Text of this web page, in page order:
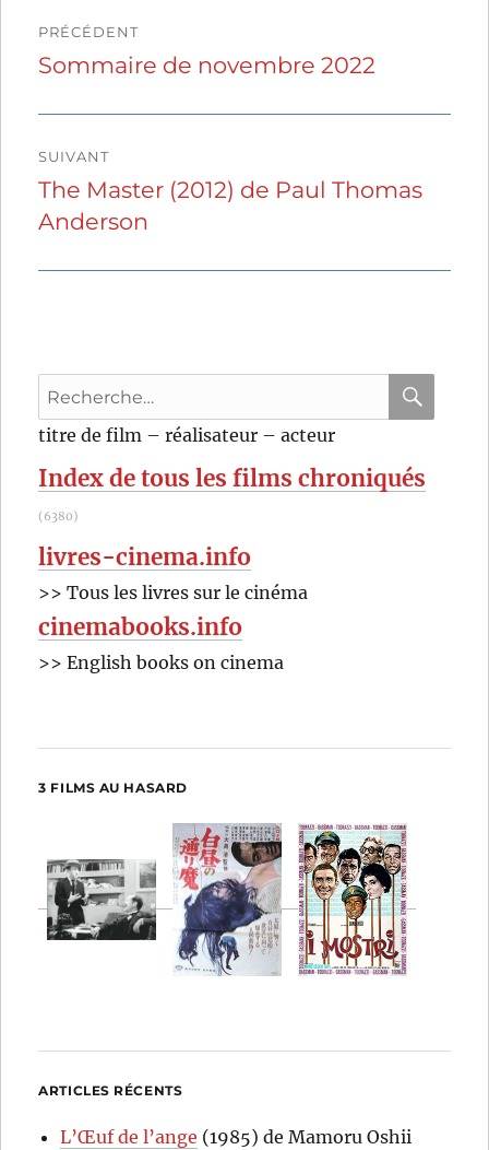
de
PRÉCÉDENT
Publication
Sommaire de novembre 2022
SUIVANT
Publication
suivante :
The Master (2012) de Paul Thomas
Anderson
Recherche
pour
:
titre de film – réalisateur – acteur
Index de tous les films chroniqués
(6380)
livres-cinema.info
>> Tous les livres sur le cinéma
cinemabooks.info
>> English books on cinema
3 FILMS AU HASARD
ARTICLES RÉCENTS
L’Œuf de l’ange (1985) de Mamoru Oshii